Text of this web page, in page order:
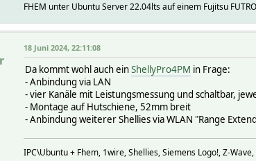
FHEM unter Ubuntu Server 22.04lts auf einem Fujitsu
18 Juni 2024, 22:11:08
Da kommt wohl auch einShellyPro4PM in Frage:
- Anbindung via LAN
- vier Kanäle mit Leistungsmessung und schaltbar,
- Montage auf Hutschiene, 52mm breit
- Anbindung weiterer Shellies via WLAN "Range
IPC\Ubuntu + Fhem, 1wire, Shellies, Siemens Logo!, Z-